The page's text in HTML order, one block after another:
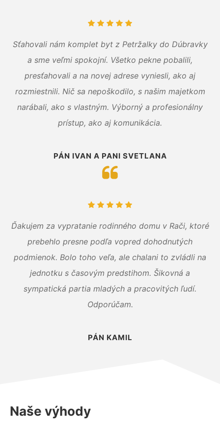
Sťahovali nám komplet byt z Petržalky do Dúbravky
a sme veľmi spokojní. Všetko pekne pobalili,
presťahovali a na novej adrese vyniesli, ako aj
rozmiestnili. Nič sa nepoškodilo, s našim majetkom
narábali, ako s vlastným. Výborný a profesionálny
prístup, ako aj komunikácia.
PÁN IVAN A PANI SVETLANA
Ďakujem za vypratanie rodinného domu v Rači, ktoré
prebehlo presne podľa vopred dohodnutých
podmienok. Bolo toho veľa, ale chalani to zvládli na
jednotku s časovým predstihom. Šikovná a
sympatická partia mladých a pracovitých ľudí.
Odporúčam.
PÁN KAMIL
Naše výhody